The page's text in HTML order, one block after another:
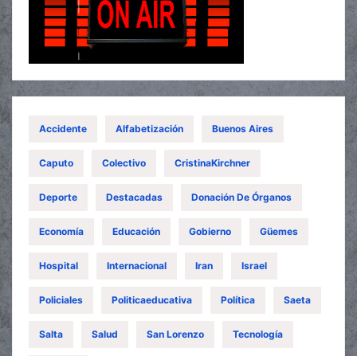
Accidente Alfabetización Buenos Aires
Caputo Colectivo CristinaKirchner
Deporte Destacadas Donación De Órganos
Economía Educación Gobierno Güemes
Hospital Internacional Iran Israel
Policiales Politicaeducativa Política Saeta
Salta Salud San Lorenzo Tecnología